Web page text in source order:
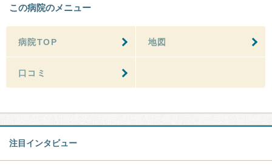
この病院のメニュー
病院TOP 地図
口コミ
注目インタビュー